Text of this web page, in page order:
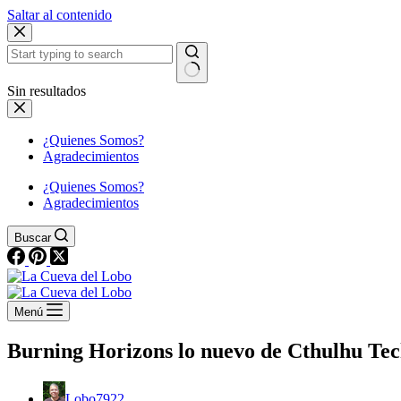
Saltar al contenido
Sin resultados
¿Quienes Somos?
Agradecimientos
¿Quienes Somos?
Agradecimientos
Buscar
Menú
Burning Horizons lo nuevo de Cthulhu